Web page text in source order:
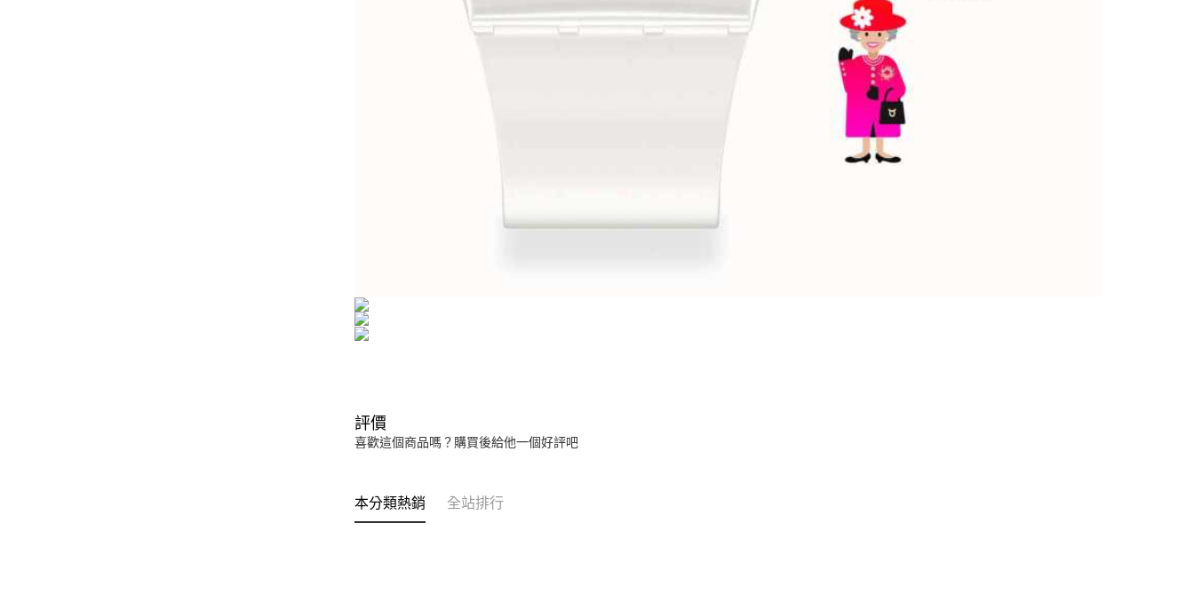
評價
喜歡這個商品嗎？購買後給他一個好評吧
本分類熱銷 全站排行